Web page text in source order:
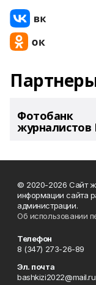
Фотобанк
журналистов
© 2020-2026 Сайт
информации сайта
администрации.
Об использовании
Телефон
8 (347) 273-26-89
Эл. почта
bashkizi2022@mail.ru